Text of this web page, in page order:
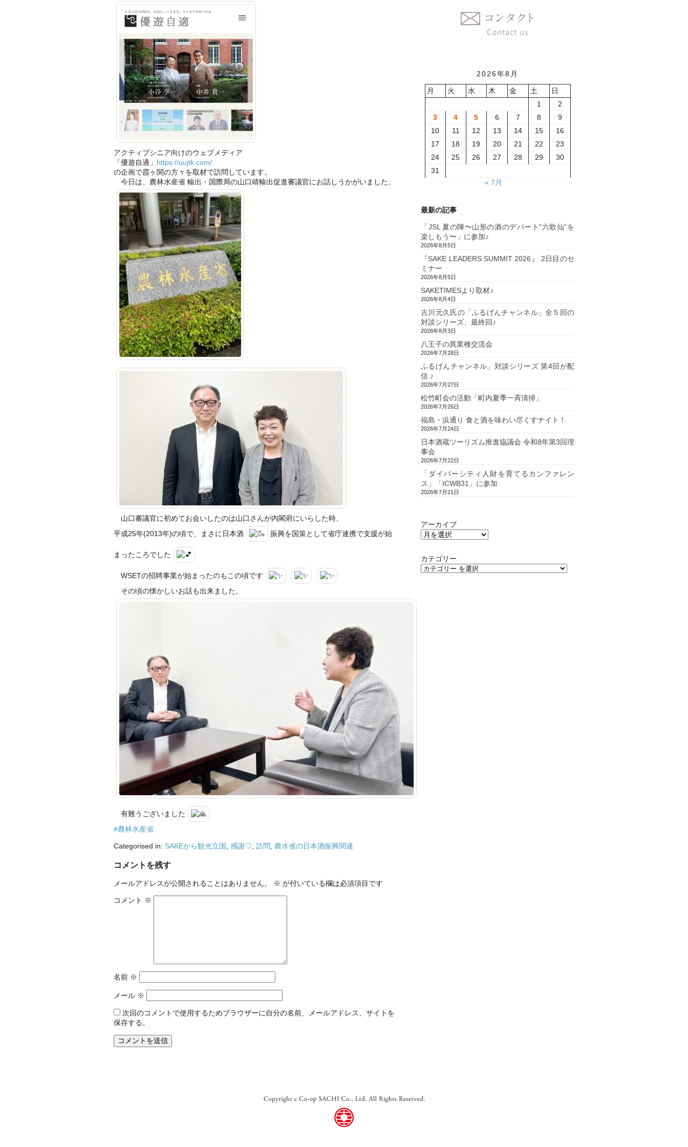
アクティブシニア向けのウェブメディア
「優遊自適」 https://uujtk.com/
の企画で霞ヶ関の方々を取材で訪問しています。
今日は、農林水産省 輸出・国際局の山口靖輸出促進審議官にお話しうかがいました。
山口審議官に初めてお会いしたのは山口さんが内閣府にいらした時、
平成25年(2013年)の頃で、まさに日本酒
振興を国策として省庁連携で支援が始
まったころでした
WSETの招聘事業が始まったのもこの頃です
その頃の懐かしいお話も出来ました。
有難うございました
#農林水産省
Categorised in: SAKEから観光立国 感謝♡ 訪問 農水省の日本酒振興関連
コメントを残す
メールアドレスが公開されることはありません。 ※ が付いている欄は必須項目です
コメント ※
名前 ※
メール ※
次回のコメントで使用するためブラウザーに自分の名前、メールアドレス、サイトを
保存する。
2026年8月
月 火 水 木 金 土
日
1
2
3
4 5 6 7 8
9
10
11 12 13 14 15
16
17
18 19 20 21 22
23
24
25 26 27 28 29
30
31
« 7月
最新の記事
「JSL 夏の陣〜山形の酒のデパート”六歌仙”を
楽しもう〜」に参加♪
2026年8月5日
『SAKE LEADERS SUMMIT 2026』 2日目のセ
ミナー
2026年8月5日
SAKETIMESより取材♪
2026年8月4日
古川元久氏の「ふるげんチャンネル」全５回の
対談シリーズ、最終回♪
2026年8月3日
八王子の異業種交流会
2026年7月28日
ふるげんチャンネル」対談シリーズ 第4回が配
信 ♪
2026年7月27日
松竹町会の活動「町内夏季一斉清掃」
2026年7月26日
福島・浜通り 食と酒を味わい尽くすナイト！
2026年7月24日
日本酒蔵ツーリズム推進協議会 令和8年第3回理
事会
2026年7月22日
「ダイバーシティ人財を育てるカンファレン
ス」「ICWB31」に参加
2026年7月21日
アーカイブ
カテゴリー